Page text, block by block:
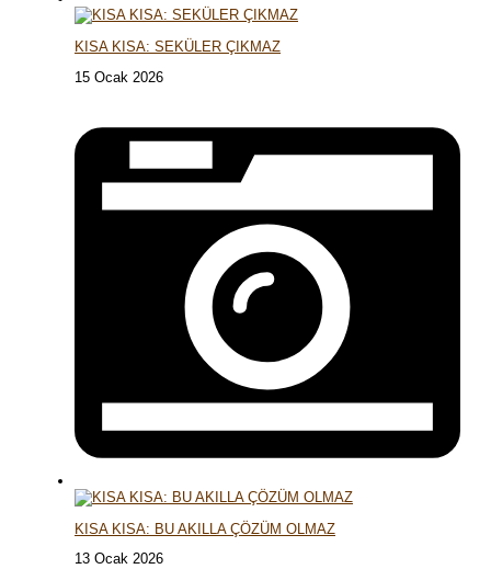
KISA KISA: SEKÜLER ÇIKMAZ
15 Ocak 2026
KISA KISA: BU AKILLA ÇÖZÜM OLMAZ
13 Ocak 2026